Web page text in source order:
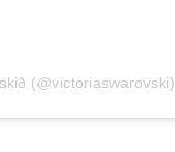
(@victoriaswarovski)